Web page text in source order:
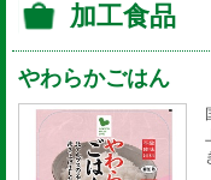
加工食品
やわらかごはん